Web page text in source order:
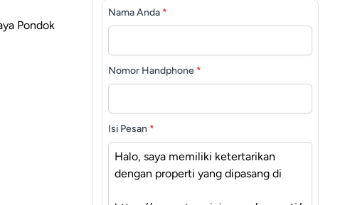
Pondok
Nama Anda *
Nomor Handphone *
Isi Pesan *